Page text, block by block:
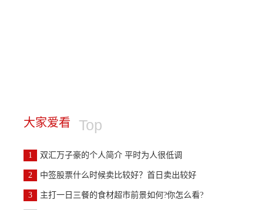
大家爱看 Top
1 双汇万子豪的个人简介 平时为人很低调
2 中签股票什么时候卖比较好？首日卖出较好
3 主打一日三餐的食材超市前景如何?你怎么看?